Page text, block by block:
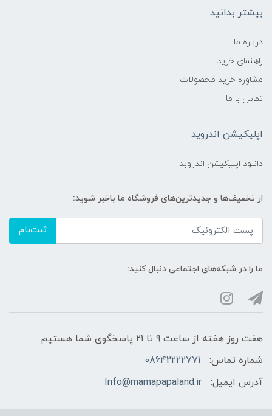
بیشتر بدانید
درباره ما
راهنمای خرید
مشاوره خرید محصولات
تماس با ما
اپلیکیشن اندروید
دانلود اپلیکیشن اندروبد
از تخفیف‌ها و جدیدترین‌های فروشگاه ما باخبر شوید:
ثبت‌نام
ما را در شبکه‌های اجتماعی دنبال کنید:
هفت روز هفته از ساعت 9 تا 21 پاسخگوی شما هستیم
شماره تماس:
08642222771
آدرس ایمیل:
Info@mamapapaland.ir